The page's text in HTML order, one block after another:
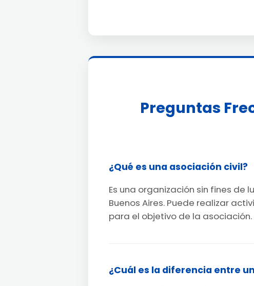
Preguntas
¿Qué es una asociación civil?
Es una organización sin fines de
Buenos Aires. Puede realizar
para el objetivo de la asociación.
¿Cuál es la diferencia entre